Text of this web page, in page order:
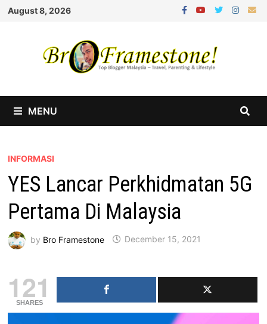
Skip
August 8, 2026
MENU
INFORMASI
YES Lancar Perkhidmatan 5G
Pertama Di Malaysia
by Bro Framestone December 15, 2021
121
SHARES